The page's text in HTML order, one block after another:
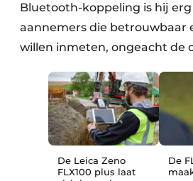
Bluetooth-koppeling is hij
aannemers die betrouwbaar
willen inmeten, ongeacht de
De Leica Zeno
FLX100 plus laat
​De